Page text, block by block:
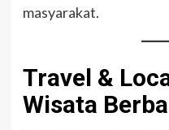
masyarakat.
Travel &
Wisata